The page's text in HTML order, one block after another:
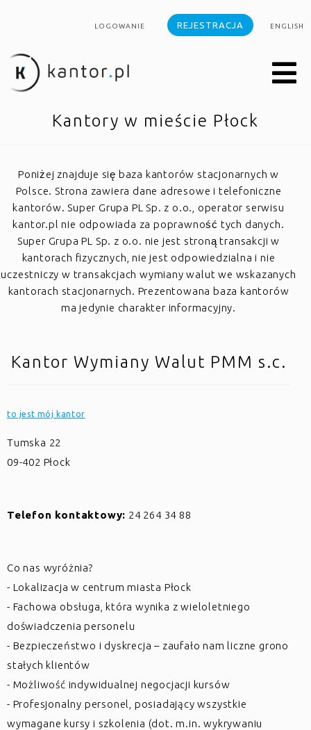
LOGOWANIE REJESTRACJA ENGLISH
Kantory w mieście Płock
Poniżej znajduje się baza kantorów stacjonarnych w
Polsce. Strona zawiera dane adresowe i telefoniczne
kantorów. Super Grupa PL Sp. z o.o., operator serwisu
kantor.pl nie odpowiada za poprawność tych danych.
Super Grupa PL Sp. z o.o. nie jest stroną transakcji w
kantorach fizycznych, nie jest odpowiedzialna i nie
uczestniczy w transakcjach wymiany walut we wskazanych
kantorach stacjonarnych. Prezentowana baza kantorów
ma jedynie charakter informacyjny.
Kantor Wymiany Walut PMM s.c.
to jest mój kantor
Tumska 22
09-402 Płock
Telefon kontaktowy: 24 264 34 88
Co nas wyróżnia?
- Lokalizacja w centrum miasta Płock
- Fachowa obsługa, która wynika z wieloletniego
doświadczenia personelu
- Bezpieczeństwo i dyskrecja – zaufało nam liczne grono
stałych klientów
- Możliwość indywidualnej negocjacji kursów
- Profesjonalny personel, posiadający wszystkie
wymagane kursy i szkolenia (dot. m.in. wykrywaniu